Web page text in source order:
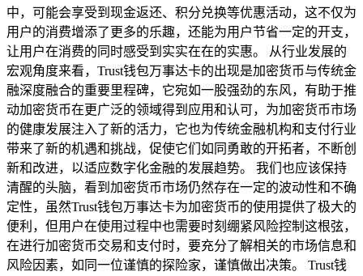
中，可能会享受到现金返还、积分兑换等优惠活动，这不仅为
用户的消费增添了更多的乐趣，还能为用户节省一定的开支，
让用户在消费的同时感受到实实在在的实惠。 从行业发展的
宏观角度来看，Trust钱包万事达卡的出现是加密货币与传统金
融深度融合的重要里程碑，它宛如一股强劲的东风，有助于推
动加密货币在更广泛的领域得到应用和认可，为加密货币市场
的健康发展注入了新的活力，它也为传统金融机构和支付行业
带来了新的机遇和挑战，促使它们如同勇敢的开拓者，不断创
新和改进，以适应数字化金融的发展趋势。 我们也应该保持
清醒的头脑，看到加密货币市场仍然存在一定的波动性和不确
定性，虽然Trust钱包万事达卡为加密货币的使用提供了极大的
便利，但用户在使用过程中也需要时刻绷紧风险控制这根弦，
在进行加密货币交易和支付时，要充分了解相关的市场信息和
风险因素，如同一位谨慎的探险家，谨慎做出决策。 Trust钱